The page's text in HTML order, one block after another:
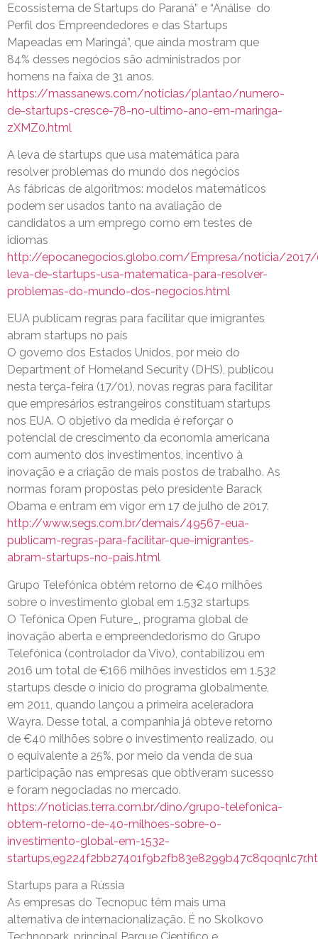
Ecossistema de Startups do Paraná” e “Análise do
Perfil dos Empreendedores e das Startups
Mapeadas em Maringá”, que ainda mostram que
84% desses negócios são administrados por
homens na faixa de 31 anos.
https://massanews.com/noticias/plantao/numero-
de-startups-cresce-78-no-ultimo-ano-em-maringa-
zXMZ0.html
A leva de startups que usa matemática para
resolver problemas do mundo dos negócios
As fábricas de algoritmos: modelos matemáticos
podem ser usados tanto na avaliação de
candidatos a um emprego como em testes de
idiomas
http://epocanegocios.globo.com/Empresa/noticia/
leva-de-startups-usa-matematica-para-resolver-
problemas-do-mundo-dos-negocios.html
EUA publicam regras para facilitar que imigrantes
abram startups no país
O governo dos Estados Unidos, por meio do
Department of Homeland Security (DHS), publicou
nesta terça-feira (17/01), novas regras para facilitar
que empresários estrangeiros constituam startups
nos EUA. O objetivo da medida é reforçar o
potencial de crescimento da economia americana
com aumento dos investimentos, incentivo à
inovação e a criação de mais postos de trabalho. As
normas foram propostas pelo presidente Barack
Obama e entram em vigor em 17 de julho de 2017.
http://www.segs.com.br/demais/49567-eua-
publicam-regras-para-facilitar-que-imigrantes-
abram-startups-no-pais.html
Grupo Telefónica obtém retorno de €40 milhões
sobre o investimento global em 1.532 startups
O Tefónica Open Future_, programa global de
inovação aberta e empreendedorismo do Grupo
Telefónica (controlador da Vivo), contabilizou em
2016 um total de €166 milhões investidos em 1.532
startups desde o início do programa globalmente,
em 2011, quando lançou a primeira aceleradora
Wayra. Desse total, a companhia já obteve retorno
de €40 milhões sobre o investimento realizado, ou
o equivalente a 25%, por meio da venda de sua
participação nas empresas que obtiveram sucesso
e foram negociadas no mercado.
https://noticias.terra.com.br/dino/grupo-telefonica-
obtem-retorno-de-40-milhoes-sobre-o-
investimento-global-em-1532-
Startups para a Rússia
As empresas do Tecnopuc têm mais uma
alternativa de internacionalização. É no Skolkovo